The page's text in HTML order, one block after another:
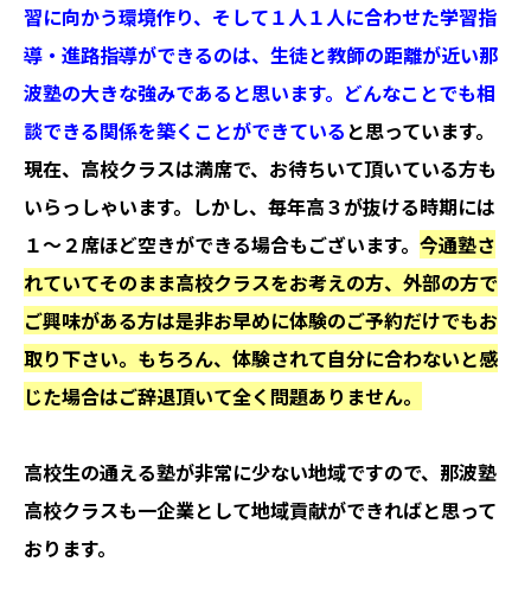
習に向かう環境作り、そして１人１人に合わせた学習指
導・進路指導ができるのは、生徒と教師の距離が近い那
波塾の大きな強みであると思います。どんなことでも相
談できる関係を築くことができていると思っています。
現在、高校クラスは満席で、お待ちいて頂いている方も
いらっしゃいます。しかし、毎年高３が抜ける時期には
１〜２席ほど空きができる場合もございます。 今通塾さ
れていてそのまま高校クラスをお考えの方、外部の方で
ご興味がある方は是非お早めに体験のご予約だけでもお
取り下さい。もちろん、体験されて自分に合わないと感
じた場合はご辞退頂いて全く問題ありません。
高校生の通える塾が非常に少ない地域ですので、那波塾
高校クラスも一企業として地域貢献ができればと思って
おります。